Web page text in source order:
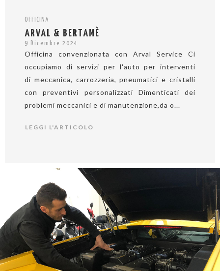
OFFICINA
ARVAL & BERTAMÈ
9 Dicembre 2024
Officina convenzionata con Arval Service Ci
occupiamo di servizi per l'auto per interventi
di meccanica, carrozzeria, pneumatici e cristalli
con preventivi personalizzati Dimenticati dei
problemi meccanici e di manutenzione,da o...
LEGGI L'ARTICOLO